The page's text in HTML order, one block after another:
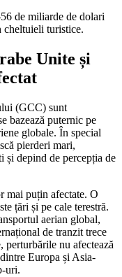
de miliarde de dolari
cheltuieli turistice.
Unite și
(GCC) sunt
bazează puternic pe
globale. În special
pierderi mari,
și depind de percepția de
mai puțin afectate. O
țări și pe cale terestră.
aerian global,
de tranzit trece
nu afectează
Europa și Asia-
uri.